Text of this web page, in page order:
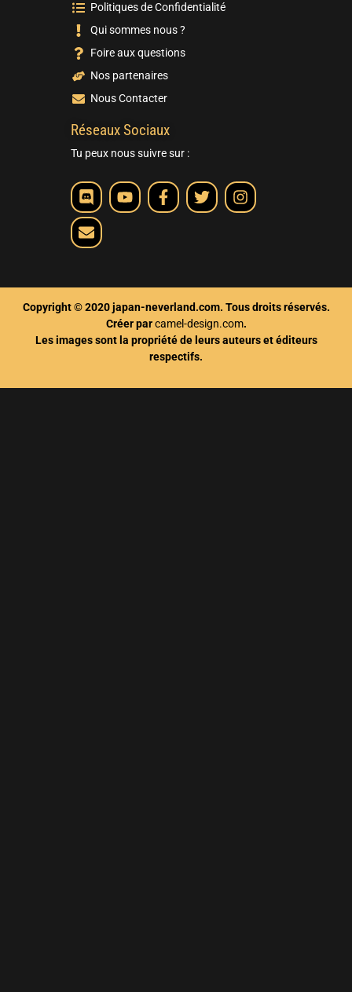
Politiques de Confidentialité
Qui sommes nous ?
Foire aux questions
Nos partenaires
Nous Contacter
Réseaux Sociaux
Tu peux nous suivre sur :
Copyright © 2020 japan-neverland.com. Tous droits réservés.
Créer parcamel-design.com.
Les images sont la propriété de leurs auteurs et éditeurs
respectifs.